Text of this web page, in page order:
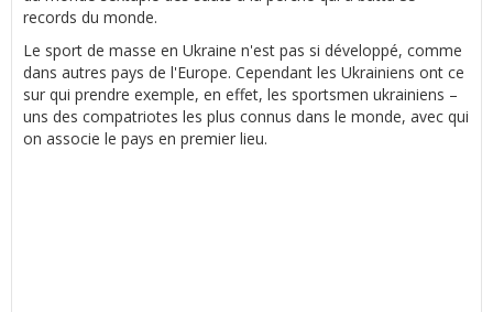
records du monde.
Le sport de masse en Ukraine n'est pas si développé, comme
dans autres pays de l'Europe. Cependant les Ukrainiens ont ce
sur qui prendre exemple, en effet, les sportsmen ukrainiens –
uns des compatriotes les plus connus dans le monde, avec qui
on associe le pays en premier lieu.